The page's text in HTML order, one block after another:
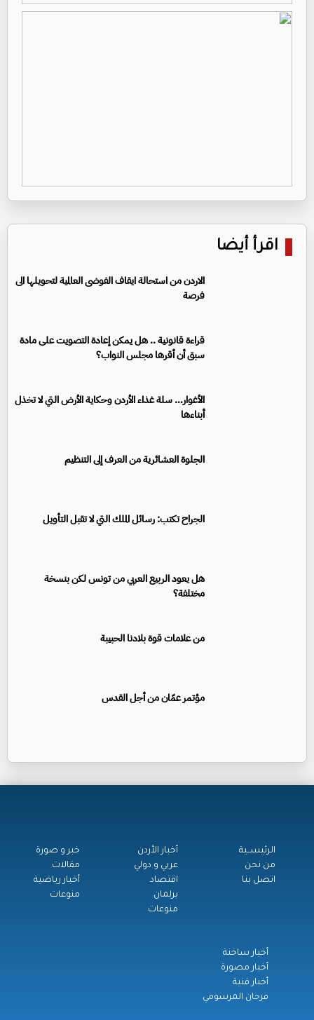
اقرأ أيضا
الاردن من استحالة ايقاف الفوضى العالمية لتحويلها الى
فرصة
قراءة قانونية .. هل يمكن إعادة التصويت على مادة
سبق أن أقرها مجلس النواب؟
الأغوار… سلة غذاء الأردن وحكاية الأرض التي لا تخذل
أبناءها
الجلوة العشائرية من العرف إلى التنظيم
الجراح تكتب: رسائل الملك التي لا تقبل التأويل
هل يعود الربيع العربي من تونس لكن بنسخة
مختلفة؟
من علامات قوة بلادنا الحبيبة
مؤتمر عمّان من أجل القدس
الرئيســية
من نحن
اتصل بنا
أخبار الأردن
عربي و دولي
اقتصاد
برلمان
منوعات
خبر و صورة
مقالات
أخبار رياضية
منوعات
أخبار ساخنة
أخبار مصورة
أخبار فنية
فرحان المرسومي